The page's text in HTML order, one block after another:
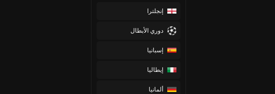
إنجلترا
دوري الأبطال
إسبانيا
إيطاليا
ألمانيا